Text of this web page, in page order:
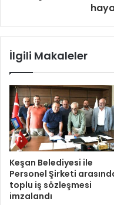
İlgili Makaleler
Keşan Belediyesi ile
Personel Şirketi
toplu iş sözleşmesi
imzalandı